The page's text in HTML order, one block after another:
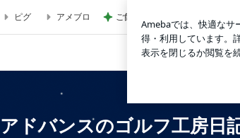
ピグ アメブロ ご飯の進むメインになる作り置き
アドバンスのゴルフ工房日